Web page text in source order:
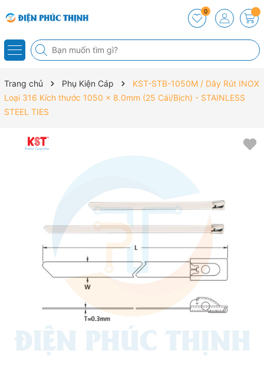
0
Trang chủ Phụ Kiện Cáp
KST-STB-1050M / Dây Rút INOX
Loại 316 Kích thước 1050 x 8.0mm (25 Cái/Bịch) - STAINLESS
STEEL TIES